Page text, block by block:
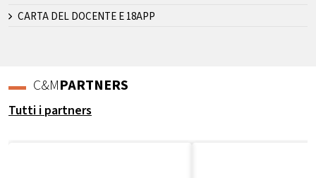
CARTA DEL DOCENTE E 18APP
C&MPARTNERS
Tutti i partners